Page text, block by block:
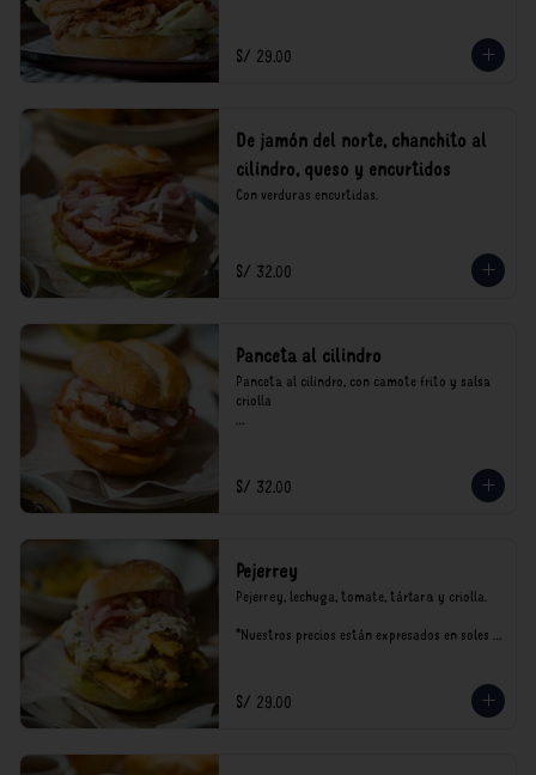
S/ 29.00
De jamón del norte, chanchito al
cilindro, queso y encurtidos
Con verduras encurtidas.
S/ 32.00
Panceta al cilindro
Panceta al cilindro, con camote frito y salsa
criolla
consumo.
S/ 32.00
Pejerrey
Pejerrey, lechuga, tomate, tártara y criolla.
*Nuestros precios están expresados en soles e
S/ 29.00